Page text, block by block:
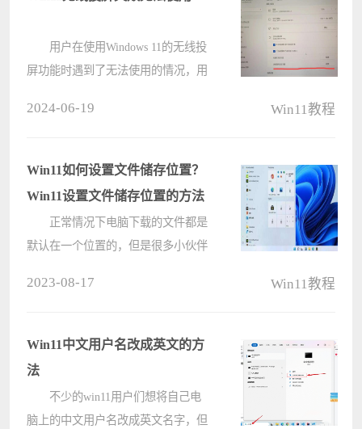
用户在使用Windows 11的无线投
屏功能时遇到了无法使用的情况，用
站来为用户们来仔细的介绍一下
win11无????
2024-06-19 Win11教程
Win11如何设置文件储存位置？
Win11设置文件储存位置的方法
正常情况下电脑下载的文件都是
默认在一个位置的，但是很多小伙伴
遇到这种情况要怎么办呢？下面就和
小编????
2023-08-17 Win11教程
Win11中文用户名改成英文的方
法
不少的win11用户们想将自己电
脑上的中文用户名改成英文名字，但